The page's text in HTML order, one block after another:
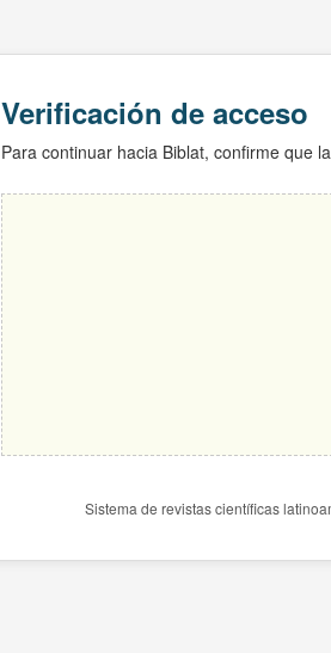
Verificación de acceso
Para continuar hacia Biblat, confirme que
Sistema de revistas científicas